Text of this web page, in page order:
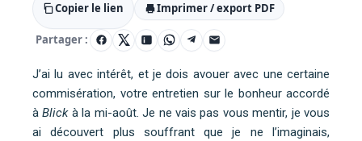
Copier le lien Imprimer / export PDF
Partager :
J’ai lu avec intérêt, et je dois avouer avec une certaine
commisération, votre entretien sur le bonheur accordé
àBlickà la mi-août. Je ne vais pas vous mentir, je vous
ai découvert plus souffrant que je ne l’imaginais,